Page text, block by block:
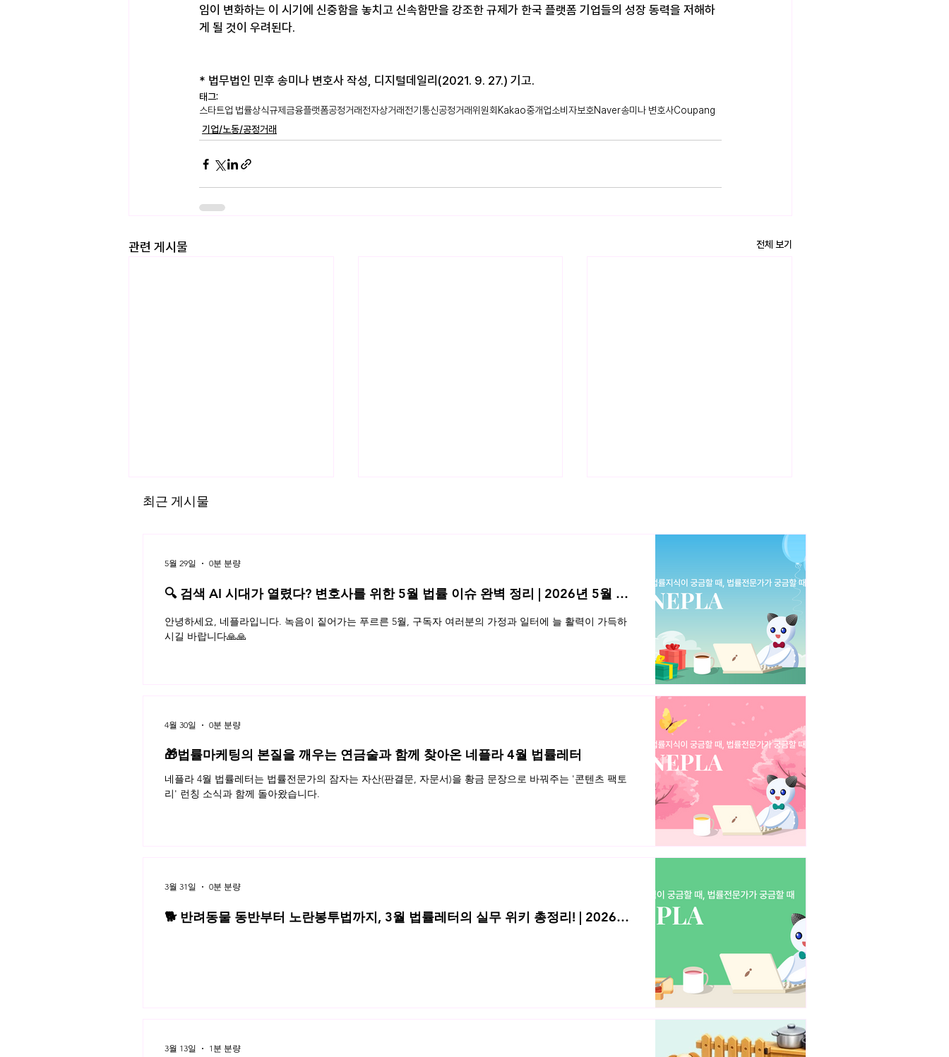
임이 변화하는 이 시기에 신중함을 놓치고 신속함만을 강조한 규제가 한국 플랫폼 기업들의 성장 동력을 저해하
게 될 것이 우려된다.
* 법무법인 민후 송미나 변호사 작성, 디지털데일리(2021. 9. 27.) 기고.
태그:
스타트업 법률상식규제 금융플랫폼공정거래전자상거래전기통신공정거래위원회 Kakao중개업소비자보호Naver송미나 변호사Coupang
기업/노동/공정거래
관련 게시물 전체 보기
‘OO페이’의 시대, 간편결제 서비
스 사업을 적법하게 영위하려면
인앱결제 강제 금지법의 실효성에
관하여
O2O 서비스 플랫폼을 통한 인력
중개 사업 추진 시 유의사항
최근 게시물
🔍 검색 AI 시대가 열렸다? 변호사를 위한 5월 법률 이슈 완벽 정리 | 2026년 5월 네
플라 법률레터
안녕하세요, 네플라입니다. 녹음이 짙어가는 푸르른 5월, 구독자 여러분의 가정과 일터에 늘 활력이 가득하
시길 바랍니다🙏🙏
5월 29일 0분 분량
🎁법률마케팅의 본질을 깨우는 연금술과 함께 찾아온 네플라 4월 법률레터
네플라 4월 법률레터는 법률전문가의 잠자는 자산(판결문, 자문서)을 황금 문장으로 바꿔주는 '콘텐츠 팩토
리' 런칭 소식과 함께 돌아왔습니다.
4월 30일 0분 분량
🐕 반려동물 동반부터 노란봉투법까지, 3월 법률레터의 실무 위키 총정리! | 2026년
3월 31일 0분 분량
3월 13일 1분 분량